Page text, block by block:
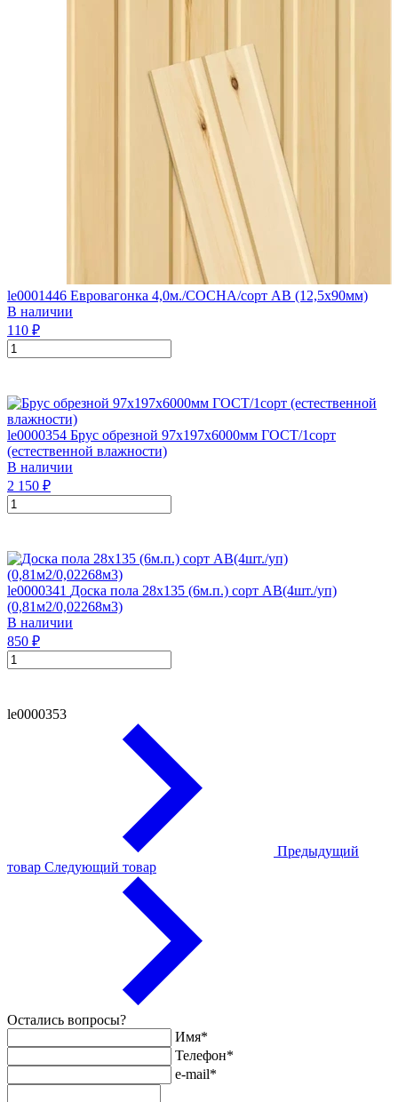
le0001446 Евровагонка 4,0м./СОСНА/сорт АВ (12,5х90мм)
В наличии
110 ₽
le0000354 Брус обрезной 97х197х6000мм ГОСТ/1сорт
(естественной влажности)
В наличии
2 150 ₽
le0000341 Доска пола 28х135 (6м.п.) сорт АВ(4шт./уп)
(0,81м2/0,02268м3)
В наличии
850 ₽
le0000353
Предыдущий
товар Следующий товар
Остались вопросы?
Имя*
Телефон*
e-mail*